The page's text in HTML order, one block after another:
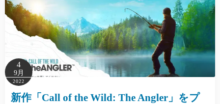
4
9月
2022
新作「Call of the Wild: The Angler」をプ